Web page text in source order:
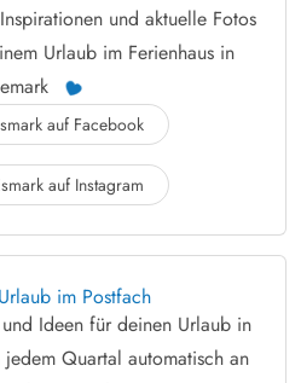
und aktuelle Fotos
Urlaub im Ferienhaus in
auf Facebook
auf Instagram
im Postfach
Ideen für deinen Urlaub in
Quartal automatisch an